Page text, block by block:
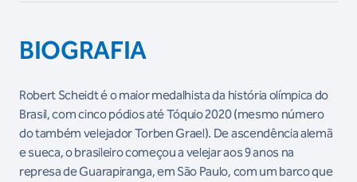
BIOGRAFIA
Robert Scheidt é o maior medalhista da história olímpica do
Brasil, com cinco pódios até Tóquio 2020 (mesmo número
do também velejador Torben Grael). De ascendência alemã
e sueca, o brasileiro começou a velejar aos 9 anos na
represa de Guarapiranga, em São Paulo, com um barco que